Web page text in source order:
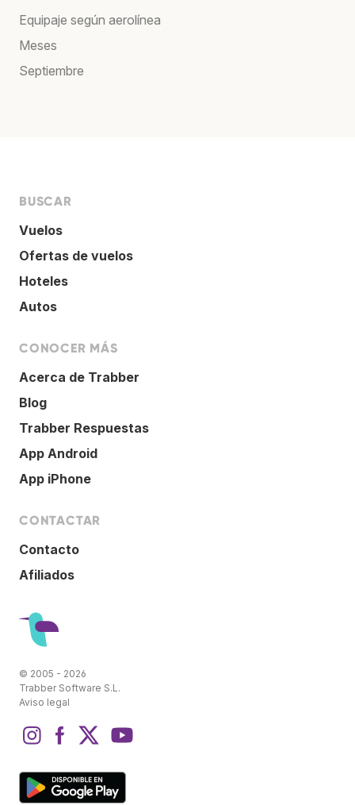
Equipaje según aerolínea
Meses
Septiembre
BUSCAR
Vuelos
Ofertas de vuelos
Hoteles
Autos
CONOCER MÁS
Acerca de Trabber
Blog
Trabber Respuestas
App Android
App iPhone
CONTACTAR
Contacto
Afiliados
© 2005 - 2026
Trabber Software S.L.
Aviso legal